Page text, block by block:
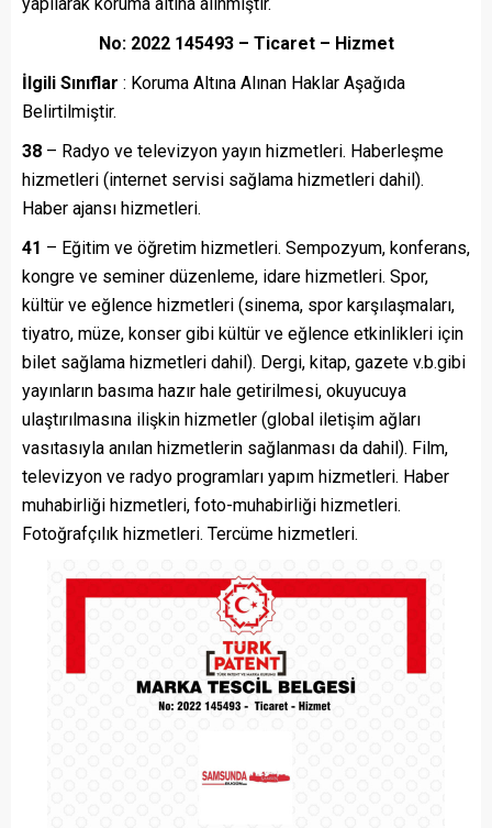
No: 2022 145493 – Ticaret – Hizmet
İlgili Sınıflar : Koruma Altına Alınan Haklar Aşağıda
Belirtilmiştir.
38 – Radyo ve televizyon yayın hizmetleri. Haberleşme
hizmetleri (internet servisi sağlama hizmetleri dahil).
Haber ajansı hizmetleri.
41 – Eğitim ve öğretim hizmetleri. Sempozyum, konferans,
kongre ve seminer düzenleme, idare hizmetleri. Spor,
kültür ve eğlence hizmetleri (sinema, spor karşılaşmaları,
tiyatro, müze, konser gibi kültür ve eğlence etkinlikleri için
bilet sağlama hizmetleri dahil). Dergi, kitap, gazete v.b.gibi
yayınların basıma hazır hale getirilmesi, okuyucuya
ulaştırılmasına ilişkin hizmetler (global iletişim ağları
vasıtasıyla anılan hizmetlerin sağlanması da dahil). Film,
televizyon ve radyo programları yapım hizmetleri. Haber
muhabirliği hizmetleri, foto-muhabirliği hizmetleri.
Fotoğrafçılık hizmetleri. Tercüme hizmetleri.